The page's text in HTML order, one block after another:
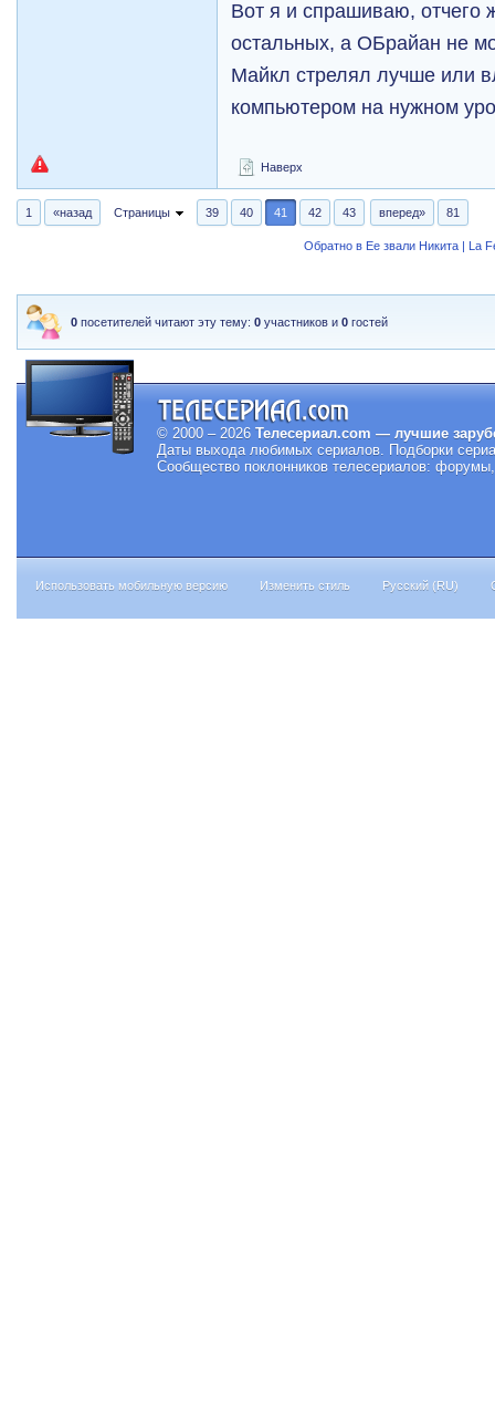
Вот я и спрашиваю,
остальных, а ОБрайан не
Майкл стрелял лучше или
компьютером на нужном
Наверх
1 «назад Страницы 39 40 41 42 43 вперед» 81
Обратно в Ее звали Никита | La
0 посетителей читают эту тему:0 участников и0 гостей
© 2000 – 2026 Телесериал.com — лучшие
Даты выхода любимых сериалов. Подборки
Сообщество поклонников телесериалов:
Использовать мобильную версию Изменить стиль Русский (RU)